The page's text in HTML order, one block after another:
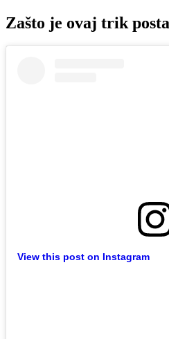
Zašto je ovaj trik
View this post on Instagram